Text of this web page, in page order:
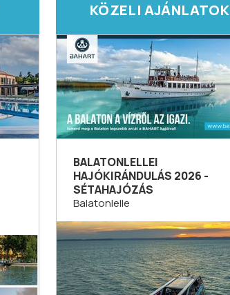
KÖZELI AJÁNLATOK
BALATONLELLEI
HAJÓKIRÁNDULÁS 2026 -
SÉTAHAJÓZÁS
Balatonlelle